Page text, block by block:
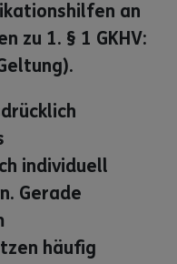
an
zu 1. § 1 GKHV:
individuell
Gerade
häufig